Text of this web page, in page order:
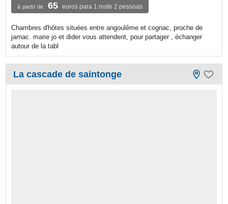
à partir de 65 euros para 1 noite 2 pessoas
Chambres d'hôtes situées entre angoulême et cognac, proche de
jarnac. marie jo et dider vous attendent, pour partager , échanger
autour de la tabl
La cascade de saintonge